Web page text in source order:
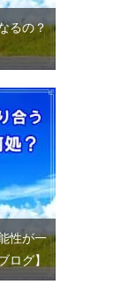
るの？
性が一
ログ】